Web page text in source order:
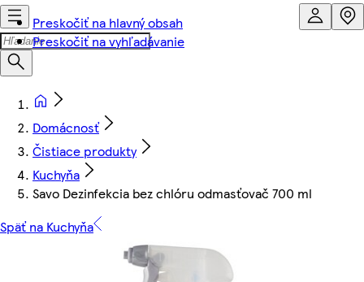
Preskočiť na hlavný obsah
Preskočiť na vyhľadávanie
Domácnosť
Čistiace produkty
Kuchyňa
Savo Dezinfekcia bez chlóru odmasťovač 700 ml
Späť na Kuchyňa